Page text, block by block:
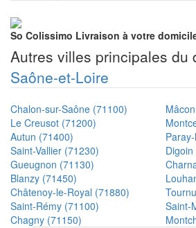
So Colissimo Livraison à votre
Autres villes principales du
Saône-et-Loire
Chalon-sur-Saône (71100)
Le Creusot (71200)
Autun (71400)
Saint-Vallier (71230)
Gueugnon (71130)
Blanzy (71450)
Châtenoy-le-Royal (71880)
Saint-Rémy (71100)
Saint-
Chagny (71150)